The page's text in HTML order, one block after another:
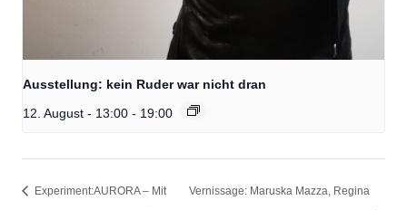
Ausstellung: kein Ruder war nicht dran
12. August - 13:00 - 19:00
Experiment:AURORA – Mit Vernissage: Maruska Mazza, Regina